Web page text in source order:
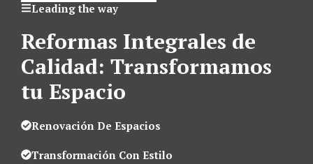
Leading the way
Reformas Integrales de
Calidad: Transformamos
tu Espacio
Renovación De Espacios
Transformación Con Estilo